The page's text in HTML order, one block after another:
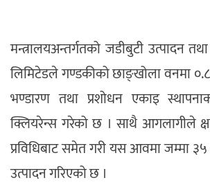
मन्त्रालयअन्तर्गतको जडीबुटी उत्पादन
लिमिटेडले गण्डकीको छाङ्खोला वनमा
भण्डारण तथा प्रशोधन एकाइ
क्लियरेन्स गरेको छ । साथै आगलागीले
प्रविधिबाट समेत गरी यस आवमा जम्मा
उत्पादन गरिएको छ ।